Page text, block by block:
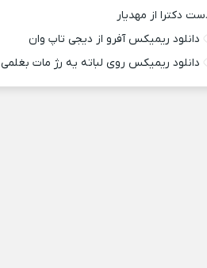
دکترا از مهدیار
دانلود ریمیکس آفرو از ديجی تاپ وان
دانلود ریمیکس روی لباته یه رژ مات بغلمی